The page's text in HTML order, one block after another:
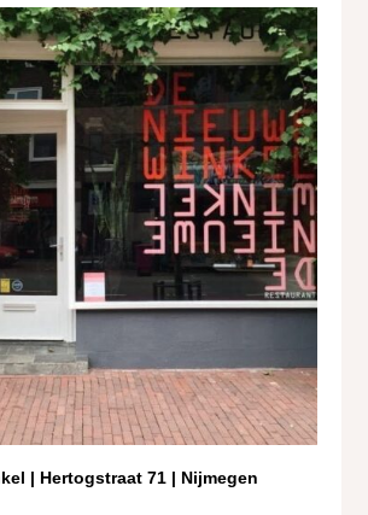
| Hertogstraat 71 | Nijmegen